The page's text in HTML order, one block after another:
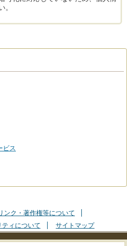
。
ビス
ンク・著作権等について
ィについて
サイトマップ